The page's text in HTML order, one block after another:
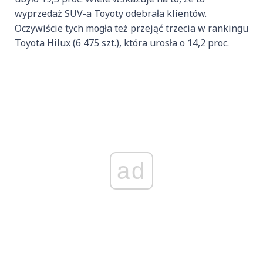
wyprzedaż SUV-a Toyoty odebrała klientów.
Oczywiście tych mogła też przejąć trzecia w rankingu
Toyota Hilux (6 475 szt.), która urosła o 14,2 proc.
ad